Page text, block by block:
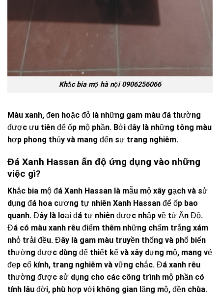
Khắc bia mộ hà nội 0906256066
Màu xanh, đen hoặc đỏ là những gam màu đá thường
được ưu tiên để ốp mộ phần. Bởi đây là những tông màu
hợp phong thủy và mang đến sự trang nghiêm.
Đá Xanh Hassan ấn độ ứng dụng vào những
việc gì?
Khắc bia mộ đá Xanh Hassan là mẫu mộ xây gạch và sử
dụng đá hoa cương tự nhiên Xanh Hassan để ốp bao
quanh. Đây là loại đá tự nhiên được nhập về từ Ấn Độ.
Đá có màu xanh rêu điểm thêm những chấm trắng xám
nhỏ trải đều. Đây là gam màu truyền thống và phổ biến
thường được dùng để thiết kế và xây dựng mộ, mang vẻ
đẹp cổ kính, trang nghiêm và vững chắc. Đá xanh rêu
thường được sử dụng cho các công trình mộ phần có
tính lâu đời, phù hợp với không gian lăng mộ, đền chùa.